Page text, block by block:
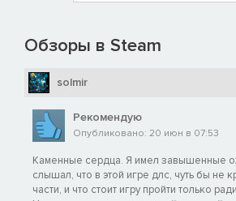
Обзоры в Steam
solmir
Рекомендую
Опубликовано: 20 июн в 07:53
Каменные сердца. Я имел завышенные
слышал, что в этой игре длс, чуть бы не
части, и что стоит игру пройти только